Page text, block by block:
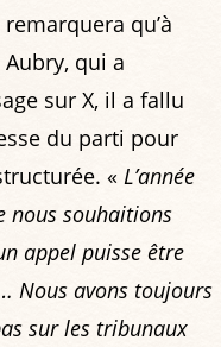
qu’à
qui a
sur X, il a fallu
du parti pour
« L’année
nous souhaitions
appel puisse être
Nous avons toujours
sur les tribunaux